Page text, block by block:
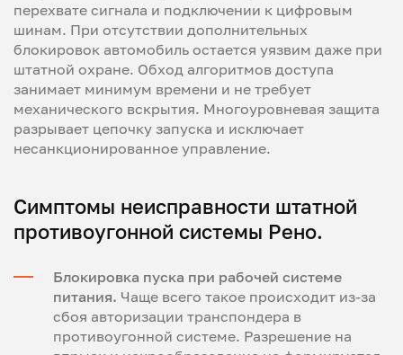
перехвате сигнала и подключении к цифровым
шинам. При отсутствии дополнительных
блокировок автомобиль остается уязвим даже при
штатной охране. Обход алгоритмов доступа
занимает минимум времени и не требует
механического вскрытия. Многоуровневая защита
разрывает цепочку запуска и исключает
несанкционированное управление.
Симптомы неисправности штатной
противоугонной системы Рено.
Блокировка пуска при рабочей системе
питания. Чаще всего такое происходит из-за
сбоя авторизации транспондера в
противоугонной системе. Разрешение на